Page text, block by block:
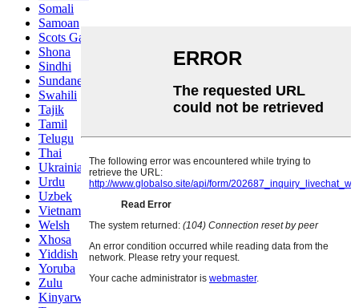
Somali
Samoan
Scots Gaelic
Shona
Sindhi
Sundanese
Swahili
Tajik
Tamil
Telugu
Thai
Ukrainian
Urdu
Uzbek
Vietnamese
Welsh
Xhosa
Yiddish
Yoruba
Zulu
Kinyarwanda